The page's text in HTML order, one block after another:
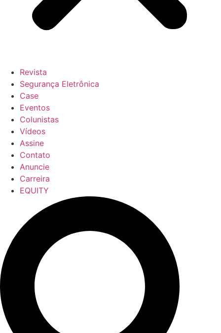
Revista
Segurança Eletrônica
Case
Eventos
Colunistas
Vídeos
Assine
Contato
Anuncie
Carreira
EQUITY